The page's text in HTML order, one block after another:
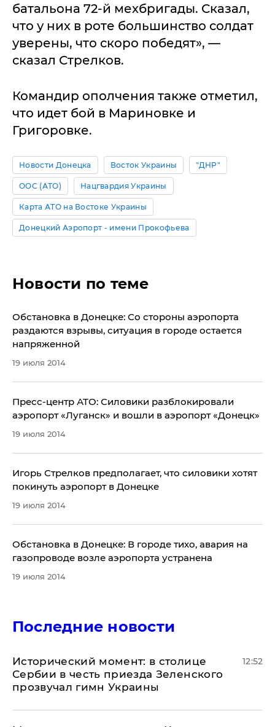
батальона 72-й мехбригады. Сказал,
что у них в роте большинство солдат
уверены, что скоро победят», —
сказал Стрелков.
Командир ополчения также отметил,
что идет бой в Мариновке и
Григоровке.
Новости Донецка Восток Украины "ДНР"
ООС (АТО) Нацгвардия Украины
Карта АТО на Востоке Украины
Донецкий Аэропорт - имени Прокофьева
Новости по теме
Обстановка в Донецке: Со стороны аэропорта
раздаются взрывы, ситуация в городе остается
напряженной
19 июля 2014
Пресс-центр АТО: Силовики разблокировали
аэропорт «Луганск» и вошли в аэропорт «Донецк»
19 июля 2014
Игорь Стрелков предполагает, что силовики хотят
покинуть аэропорт в Донецке
19 июля 2014
Обстановка в Донецке: В городе тихо, авария на
газопроводе возле аэропорта устранена
19 июля 2014
Последние новости
Исторический момент: в столице
Сербии в честь приезда Зеленского
прозвучал гимн Украины
12:52